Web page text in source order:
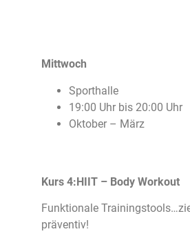
Mittwoch
Sporthalle
19:00 Uhr bis 20:00 Uhr
Oktober – März
Kurs 4:HIIT – Body Workout
Funktionale
präventiv!